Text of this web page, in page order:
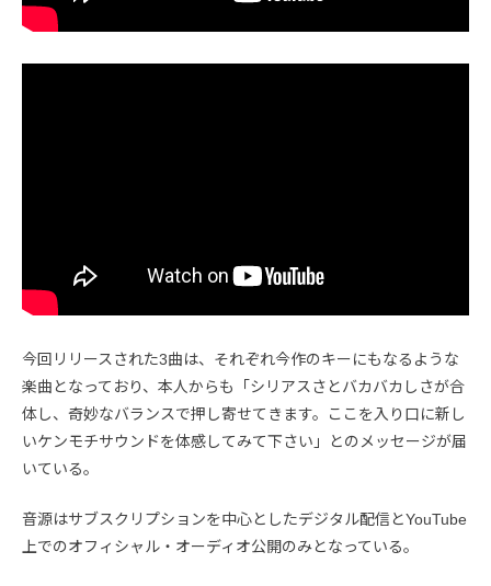
今回リリースされた3曲は、それぞれ今作のキーにもなるような
楽曲となっており、本人からも「シリアスさとバカバカしさが合
体し、奇妙なバランスで押し寄せてきます。ここを入り口に新し
いケンモチサウンドを体感してみて下さい」とのメッセージが届
いている。
音源はサブスクリプションを中心としたデジタル配信とYouTube
上でのオフィシャル・オーディオ公開のみとなっている。